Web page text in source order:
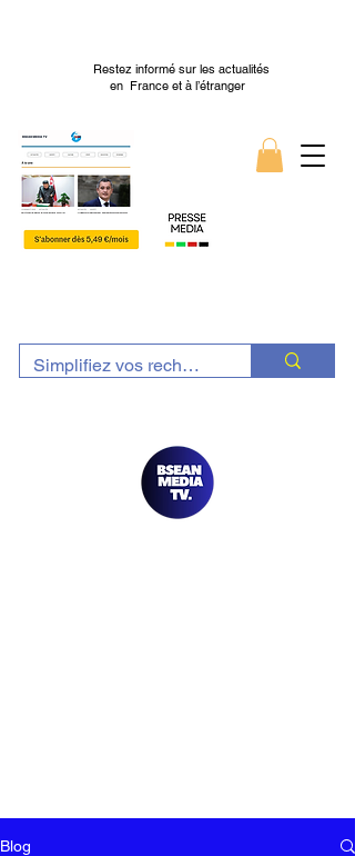
Restez informé sur les actualités
en France et à l’étranger
Blog